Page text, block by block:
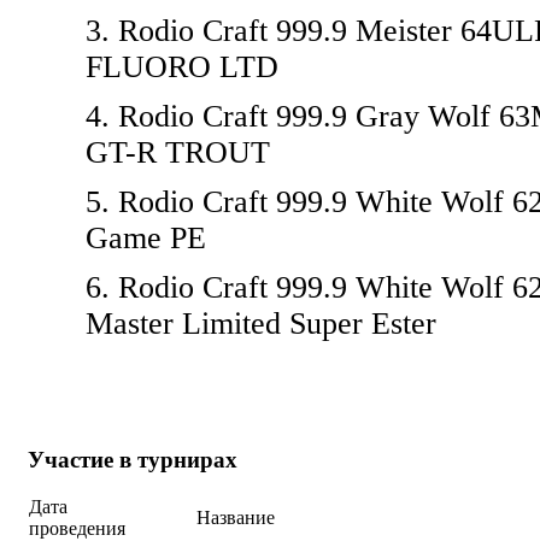
3. Rodio Craft 999.9 Meister
FLUORO LTD
4. Rodio Craft 999.9 Gray Wolf
GT-R TROUT
5. Rodio Craft 999.9 White Wolf
Game PE
6. Rodio Craft 999.9 White Wolf
Master Limited Super Ester
Участие в турнирах
Дата
проведения
Название